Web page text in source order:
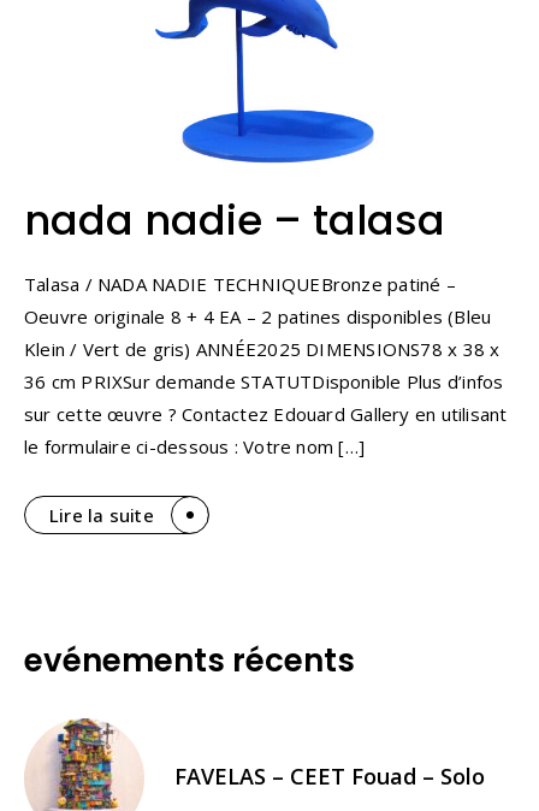
nada nadie – talasa
Talasa / NADA NADIE TECHNIQUEBronze patiné –
Oeuvre originale 8 + 4 EA – 2 patines disponibles (Bleu
Klein / Vert de gris) ANNÉE2025 DIMENSIONS78 x 38 x
36 cm PRIXSur demande STATUTDisponible Plus d’infos
sur cette œuvre ? Contactez Edouard Gallery en utilisant
le formulaire ci-dessous : Votre nom […]
Lire la suite
evénements récents
FAVELAS – CEET Fouad – Solo